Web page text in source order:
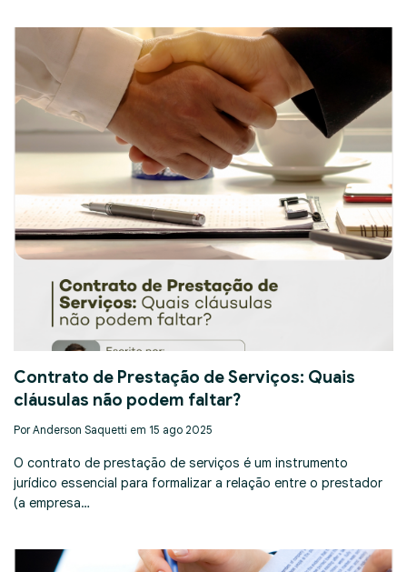
Contrato de Prestação de Serviços: Quais
cláusulas não podem faltar?
Por Anderson Saquetti em 15 ago 2025
O contrato de prestação de serviços é um instrumento
jurídico essencial para formalizar a relação entre o prestador
(a empresa…